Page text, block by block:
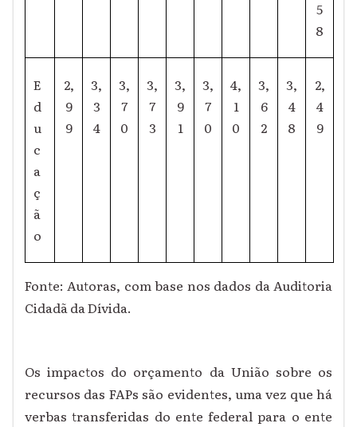
5
8
E
d
u
c
a
ç
ã
o
2,
9
9
3,
3
4
3,
7
0
3,
7
3
3,
9
1
3,
7
0
4,
1
0
3,
6
2
3,
4
8
2,
4
9
Fonte: Autoras, com base nos dados da Auditoria
Cidadã da Dívida.
Os impactos do orçamento da União sobre os
recursos das FAPs são evidentes, uma vez que há
verbas transferidas do ente federal para o ente